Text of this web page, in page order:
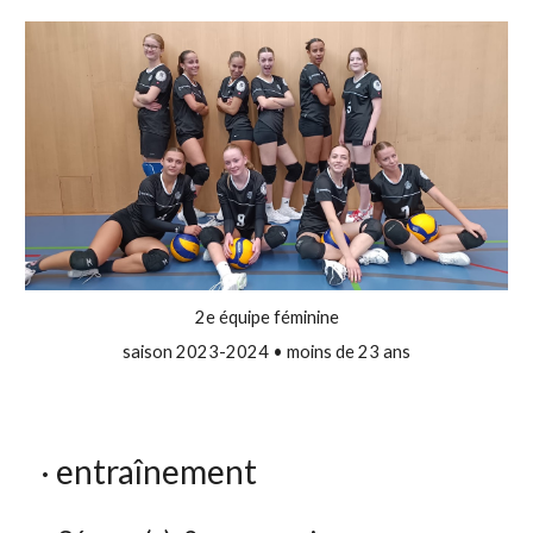
2e équipe féminine
saison 2023-2024 • moins de 23 ans
· entraînement